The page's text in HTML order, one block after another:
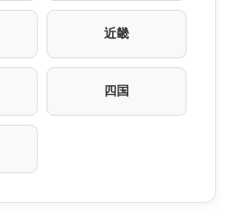
近畿
四国